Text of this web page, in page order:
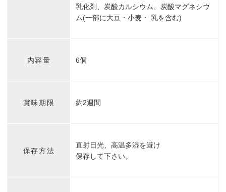
乳化剤、炭酸カルシウム、炭酸マグネシウ
ム(一部に大豆・小麦・ 乳を含む)
内容量 6個
賞味期限 約2週間
保存方法
直射日光、高温多湿を避け
保存して下さい。